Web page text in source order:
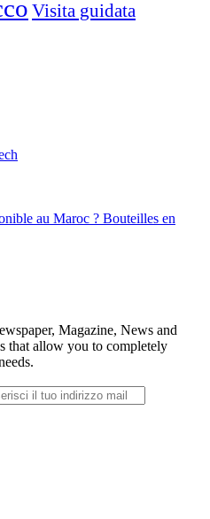
Visita guidata
Magazine, News and
that allow you to completely